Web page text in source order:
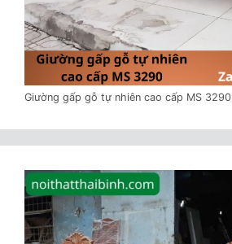
Giường gấp gỗ tự nhiên cao cấp MS 3290